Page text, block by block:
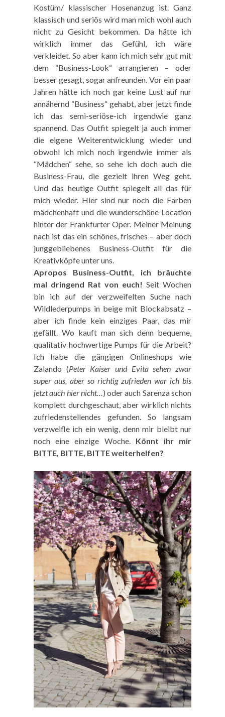
Kostüm/ klassischer Hosenanzug ist. Ganz
klassisch und seriös wird man mich wohl auch
nicht zu Gesicht bekommen. Da hätte ich
wirklich immer das Gefühl, ich wäre
verkleidet. So aber kann ich mich sehr gut mit
dem “Business-Look“ arrangieren – oder
besser gesagt, sogar anfreunden. Vor ein paar
Jahren hätte ich noch gar keine Lust auf nur
annähernd “Business“ gehabt, aber jetzt finde
ich das semi-seriöse-ich irgendwie ganz
spannend. Das Outfit spiegelt ja auch immer
die eigene Weiterentwicklung wieder und
obwohl ich mich noch irgendwie immer als
“Mädchen“ sehe, so sehe ich doch auch die
Business-Frau, die gezielt ihren Weg geht.
Und das heutige Outfit spiegelt all das für
mich wieder. Hier sind nur noch die Farben
mädchenhaft und die wunderschöne Location
hinter der Frankfurter Oper. Meiner Meinung
nach ist das ein schönes, frisches – aber doch
junggebliebenes Business-Outfit für die
Kreativköpfe unter uns.
Apropos Business-Outfit, ich bräuchte
mal dringend Rat von euch! Seit Wochen
bin ich auf der verzweifelten Suche nach
Wildlederpumps in beige mit Blockabsatz –
aber ich finde kein einziges Paar, das mir
gefällt. Wo kauft man sich denn bequeme,
qualitativ hochwertige Pumps für die Arbeit?
Ich habe die gängigen Onlineshops wie
Zalando (Peter Kaiser und Evita sehen zwar
super aus, aber so richtig zufrieden war ich bis
jetzt auch hier nicht…) oder auch Sarenza schon
komplett durchgeschaut, aber wirklich nichts
zufriedenstellendes gefunden. So langsam
verzweifle ich ein wenig, denn mir bleibt nur
noch eine einzige Woche. Könnt ihr mir
BITTE, BITTE, BITTE weiterhelfen?